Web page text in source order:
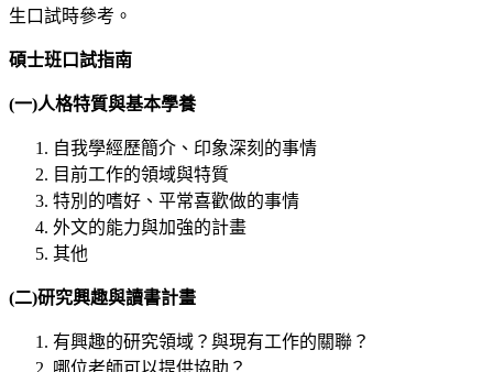
生口試時參考。
碩士班口試指南
(一)人格特質與基本學養
自我學經歷簡介、印象深刻的事情
目前工作的領域與特質
特別的嗜好、平常喜歡做的事情
外文的能力與加強的計畫
其他
(二)研究興趣與讀書計畫
有興趣的研究領域？與現有工作的關聯？
哪位老師可以提供協助？